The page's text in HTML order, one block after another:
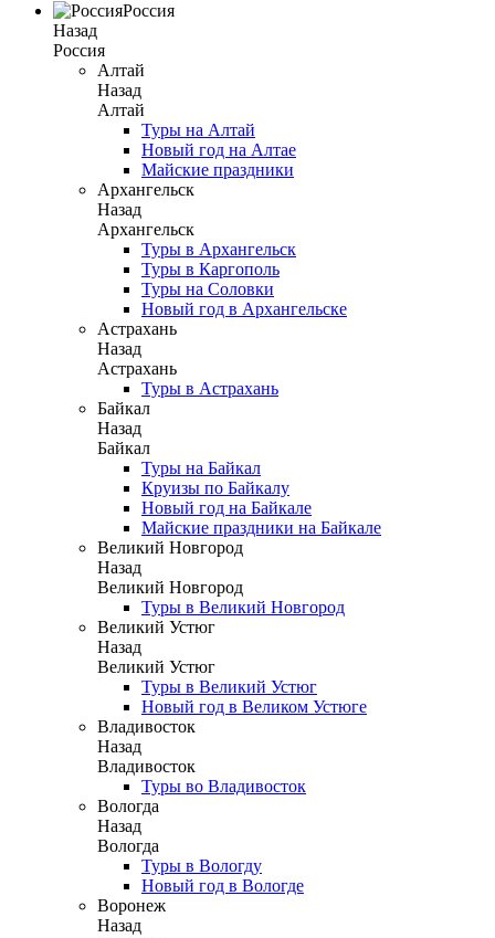
Россия
Назад
Россия
Алтай
Назад
Алтай
Туры на Алтай
Новый год на Алтае
Майские праздники
Архангельск
Назад
Архангельск
Туры в Архангельск
Туры в Каргополь
Туры на Соловки
Новый год в Архангельске
Астрахань
Назад
Астрахань
Туры в Астрахань
Байкал
Назад
Байкал
Туры на Байкал
Круизы по Байкалу
Новый год на Байкале
Майские праздники на Байкале
Великий Новгород
Назад
Великий Новгород
Туры в Великий Новгород
Великий Устюг
Назад
Великий Устюг
Туры в Великий Устюг
Новый год в Великом Устюге
Владивосток
Назад
Владивосток
Туры во Владивосток
Вологда
Назад
Вологда
Туры в Вологду
Новый год в Вологде
Воронеж
Назад